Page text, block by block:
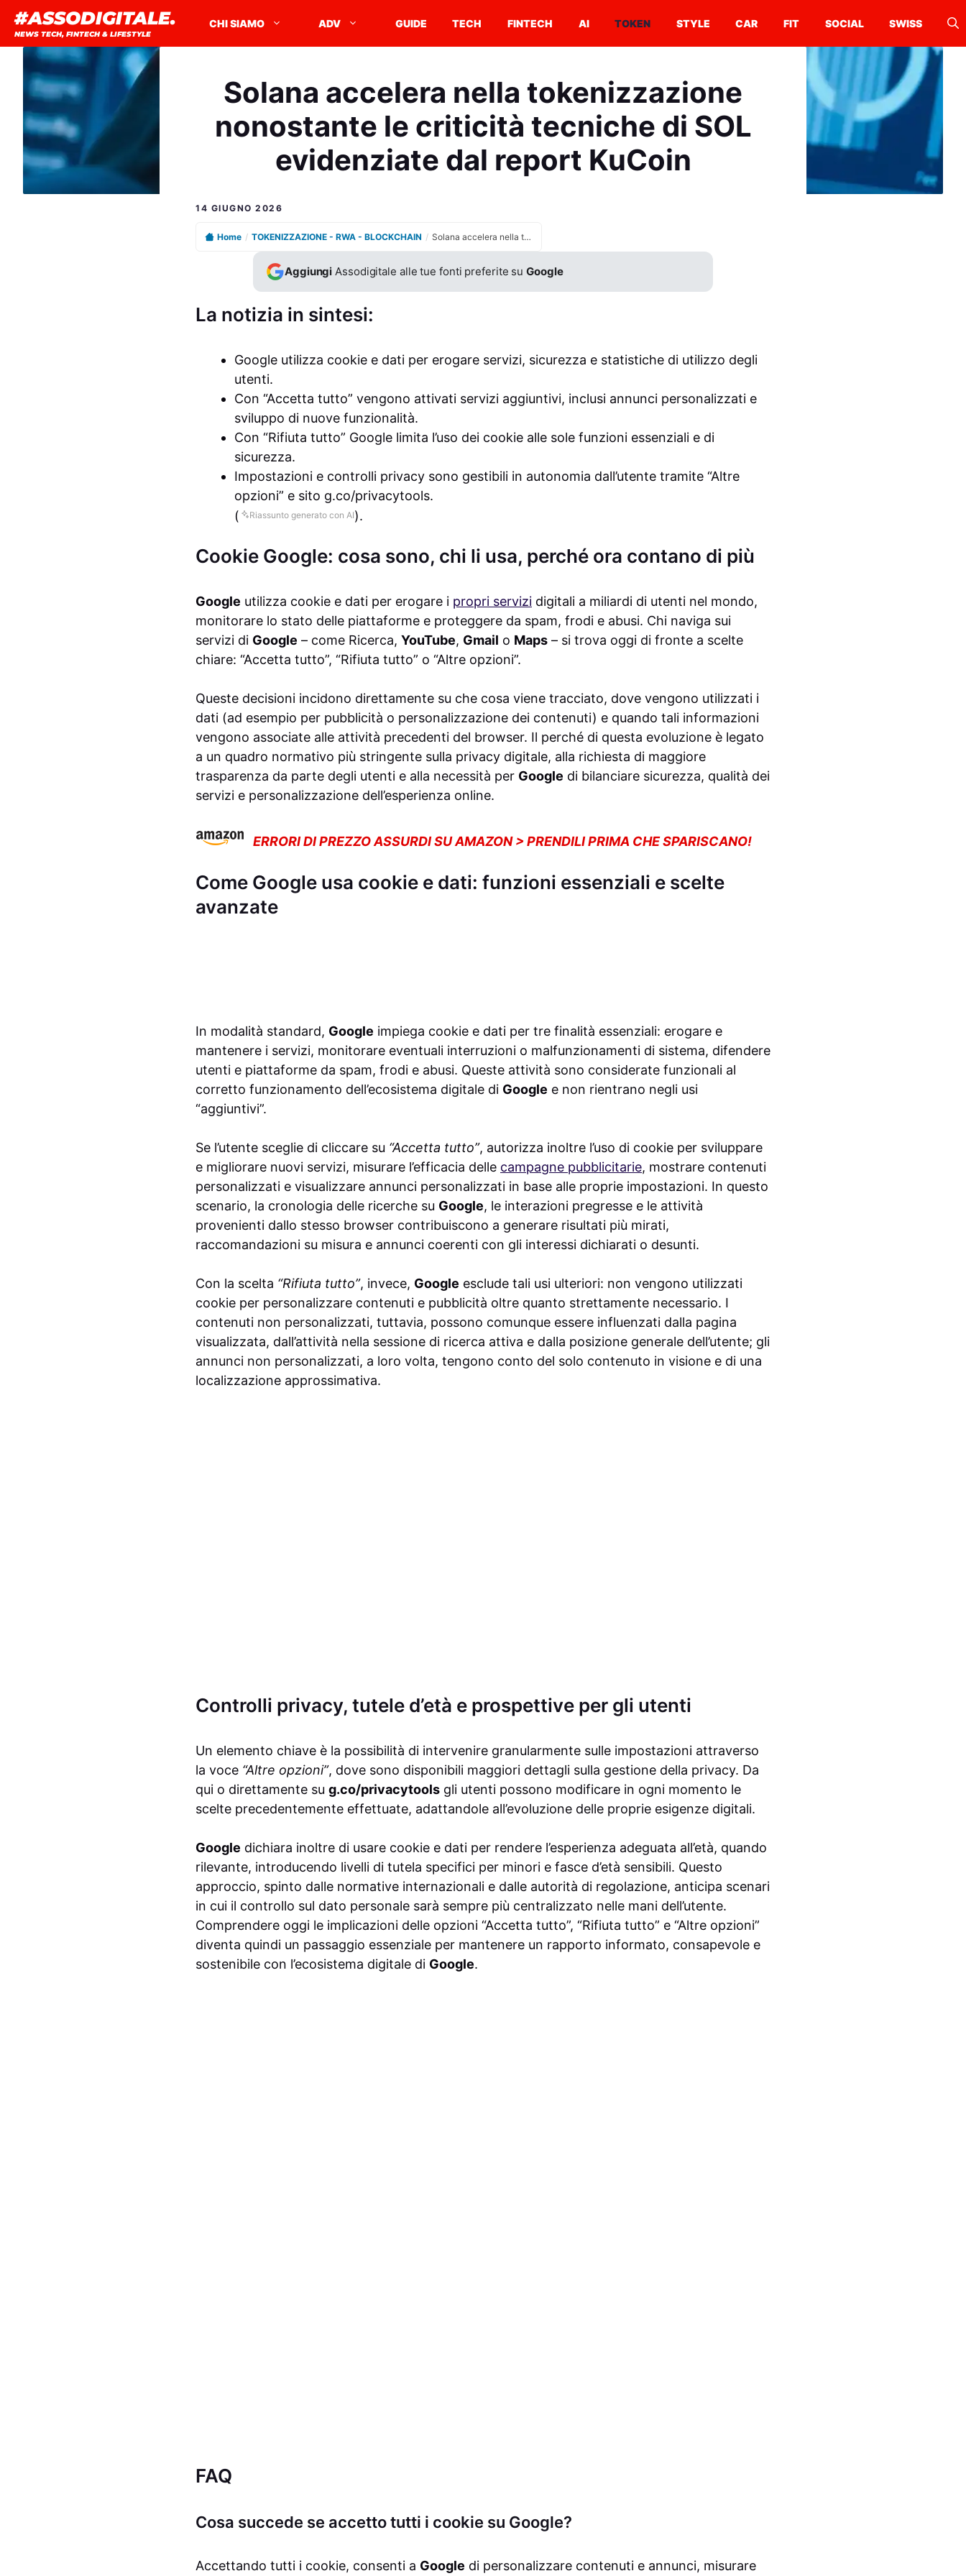
contenuto
#ASSODIGITALE.
NEWS TECH, FINTECH & LIFESTYLE
CHI SIAMO ADV GUIDE TECH FINTECH AI TOKEN STYLE CAR FIT SOCIAL SWISS
Solana accelera nella tokenizzazione
nonostante le criticità tecniche di SOL
evidenziate dal report KuCoin
14 GIUGNO 2026
Home / TOKENIZZAZIONE - RWA - BLOCKCHAIN / Solana accelera nella tokenizzazione nonostante le criticità tecniche di SOL evidenziate dal report KuCoin
Aggiungi Assodigitale alle tue fonti preferite suGoogle
La notizia in sintesi:
Google utilizza cookie e dati per erogare servizi, sicurezza e statistiche di utilizzo degli
utenti.
Con “Accetta tutto” vengono attivati servizi aggiuntivi, inclusi annunci personalizzati e
sviluppo di nuove funzionalità.
Con “Rifiuta tutto” Google limita l’uso dei cookie alle sole funzioni essenziali e di
sicurezza.
Impostazioni e controlli privacy sono gestibili in autonomia dall’utente tramite “Altre
opzioni” e sito g.co/privacytools.
(
Riassunto generato con AI).
Cookie Google: cosa sono, chi li usa, perché ora contano di più
Google utilizza cookie e dati per erogare i propri servizi digitali a miliardi di utenti nel mondo,
monitorare lo stato delle piattaforme e proteggere da spam, frodi e abusi. Chi naviga sui
servizi di Google – come Ricerca, YouTube, Gmail o Maps – si trova oggi di fronte a scelte
chiare: “Accetta tutto”, “Rifiuta tutto” o “Altre opzioni”.
Queste decisioni incidono direttamente su che cosa viene tracciato, dove vengono utilizzati i
dati (ad esempio per pubblicità o personalizzazione dei contenuti) e quando tali informazioni
vengono associate alle attività precedenti del browser. Il perché di questa evoluzione è legato
a un quadro normativo più stringente sulla privacy digitale, alla richiesta di maggiore
trasparenza da parte degli utenti e alla necessità per Google di bilanciare sicurezza, qualità dei
servizi e personalizzazione dell’esperienza online.
ERRORI DI PREZZO ASSURDI SU AMAZON > PRENDILI PRIMA CHE SPARISCANO!
Come Google usa cookie e dati: funzioni essenziali e scelte
avanzate
In modalità standard, Google impiega cookie e dati per tre finalità essenziali: erogare e
mantenere i servizi, monitorare eventuali interruzioni o malfunzionamenti di sistema, difendere
utenti e piattaforme da spam, frodi e abusi. Queste attività sono considerate funzionali al
corretto funzionamento dell’ecosistema digitale di Google e non rientrano negli usi
“aggiuntivi”.
Se l’utente sceglie di cliccare su “Accetta tutto”, autorizza inoltre l’uso di cookie per sviluppare
e migliorare nuovi servizi, misurare l’efficacia delle campagne pubblicitarie, mostrare contenuti
personalizzati e visualizzare annunci personalizzati in base alle proprie impostazioni. In questo
scenario, la cronologia delle ricerche su Google, le interazioni pregresse e le attività
provenienti dallo stesso browser contribuiscono a generare risultati più mirati,
raccomandazioni su misura e annunci coerenti con gli interessi dichiarati o desunti.
Con la scelta “Rifiuta tutto”, invece, Google esclude tali usi ulteriori: non vengono utilizzati
cookie per personalizzare contenuti e pubblicità oltre quanto strettamente necessario. I
contenuti non personalizzati, tuttavia, possono comunque essere influenzati dalla pagina
visualizzata, dall’attività nella sessione di ricerca attiva e dalla posizione generale dell’utente; gli
annunci non personalizzati, a loro volta, tengono conto del solo contenuto in visione e di una
localizzazione approssimativa.
Controlli privacy, tutele d’età e prospettive per gli utenti
Un elemento chiave è la possibilità di intervenire granularmente sulle impostazioni attraverso
la voce “Altre opzioni”, dove sono disponibili maggiori dettagli sulla gestione della privacy. Da
qui o direttamente su g.co/privacytools gli utenti possono modificare in ogni momento le
scelte precedentemente effettuate, adattandole all’evoluzione delle proprie esigenze digitali.
Google dichiara inoltre di usare cookie e dati per rendere l’esperienza adeguata all’età, quando
rilevante, introducendo livelli di tutela specifici per minori e fasce d’età sensibili. Questo
approccio, spinto dalle normative internazionali e dalle autorità di regolazione, anticipa scenari
in cui il controllo sul dato personale sarà sempre più centralizzato nelle mani dell’utente.
Comprendere oggi le implicazioni delle opzioni “Accetta tutto”, “Rifiuta tutto” e “Altre opzioni”
diventa quindi un passaggio essenziale per mantenere un rapporto informato, consapevole e
sostenibile con l’ecosistema digitale di Google.
FAQ
Cosa succede se accetto tutti i cookie su Google?
Accettando tutti i cookie, consenti a Google di personalizzare contenuti e annunci, misurare